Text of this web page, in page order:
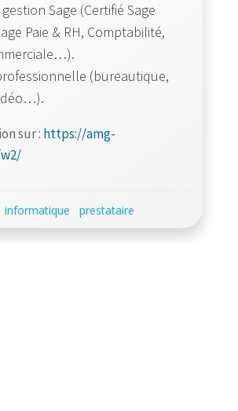
Sage (Certifié Sage
Paie & RH, Comptabilité,
(bureautique,
sur : https://amg-
informatique prestataire